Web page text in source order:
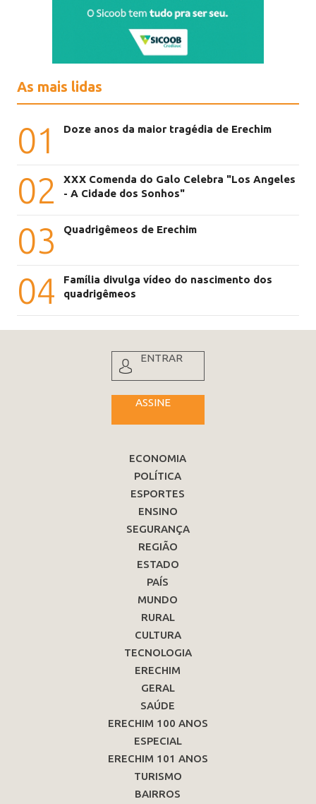
As mais lidas
01 Doze anos da maior tragédia de Erechim
02
XXX Comenda do Galo Celebra "Los Angeles
- A Cidade dos Sonhos"
03 Quadrigêmeos de Erechim
04
Família divulga vídeo do nascimento dos
quadrigêmeos
ENTRAR
ASSINE
ECONOMIA
POLÍTICA
ESPORTES
ENSINO
SEGURANÇA
REGIÃO
ESTADO
PAÍS
MUNDO
RURAL
CULTURA
TECNOLOGIA
ERECHIM
GERAL
SAÚDE
ERECHIM 100 ANOS
ESPECIAL
ERECHIM 101 ANOS
TURISMO
BAIRROS